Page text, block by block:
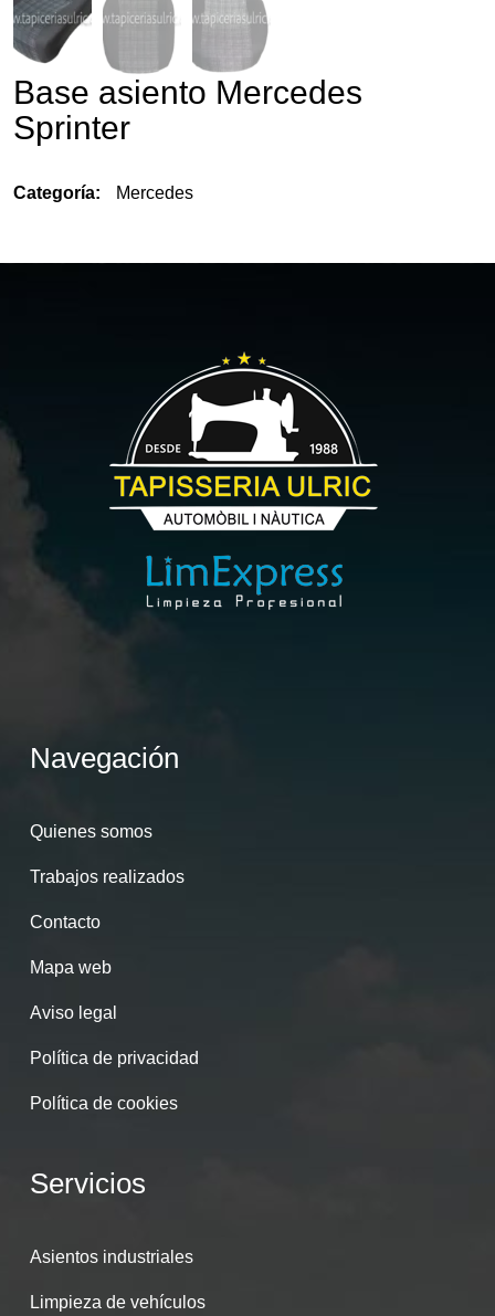
Base asiento Mercedes
Sprinter
Categoría: Mercedes
Navegación
Quienes somos
Trabajos realizados
Contacto
Mapa web
Aviso legal
Política de privacidad
Política de cookies
Servicios
Asientos industriales
Limpieza de vehículos